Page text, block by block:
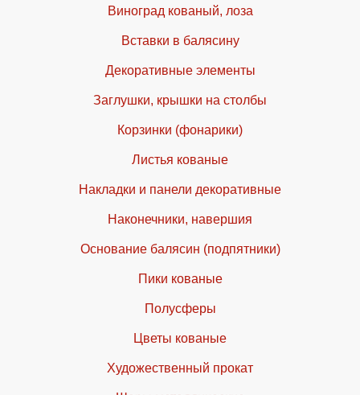
Виноград кованый, лоза
Вставки в балясину
Декоративные элементы
Заглушки, крышки на столбы
Корзинки (фонарики)
Листья кованые
Накладки и панели декоративные
Наконечники, навершия
Основание балясин (подпятники)
Пики кованые
Полусферы
Цветы кованые
Художественный прокат